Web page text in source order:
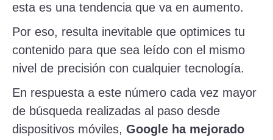
esta es una tendencia que va en aumento.
Por eso, resulta inevitable que optimices tu
contenido para que sea leído con el mismo
nivel de precisión con cualquier tecnología.
En respuesta a este número cada vez mayor
de búsqueda realizadas al paso desde
dispositivos móviles, Google ha mejorado